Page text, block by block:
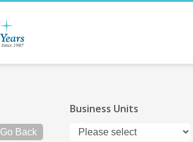
Go Back
Business Units